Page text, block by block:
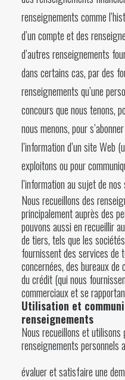
renseignements comme
d’un compte et des
d’autres renseignements
dans certains cas, par des
renseignements qu’une
concours que nous tenons,
nous menons, pour
l’information d’un site Web
exploitons ou pour
l’information au sujet de nos
Nous recueillons des
principalement auprès des
pouvons aussi en recueillir
de tiers, tels que les
fournissent des services de
concernées, des bureaux de
du crédit (qui nous
commerciaux et se
Utilisation et
renseignements
Nous recueillons et utilisons
renseignements personnels
évaluer et satisfaire une